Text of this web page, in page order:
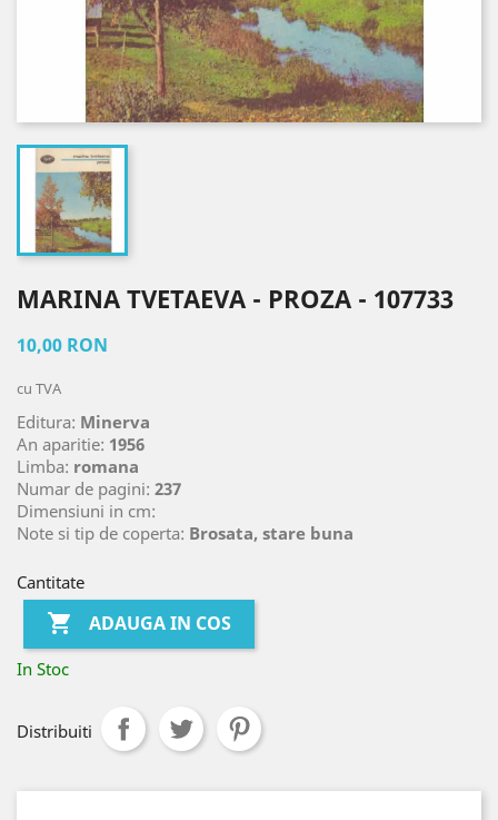
MARINA TVETAEVA - PROZA - 107733
10,00 RON
cu TVA
Editura: Minerva
An aparitie: 1956
Limba: romana
Numar de pagini: 237
Dimensiuni in cm:
Note si tip de coperta: Brosata, stare buna
Cantitate
 ADAUGA IN COS
In Stoc
Distribuiti